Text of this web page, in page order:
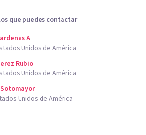
que puedes contactar
A
Unidos de América
Rubio
Unidos de América
Unidos de América